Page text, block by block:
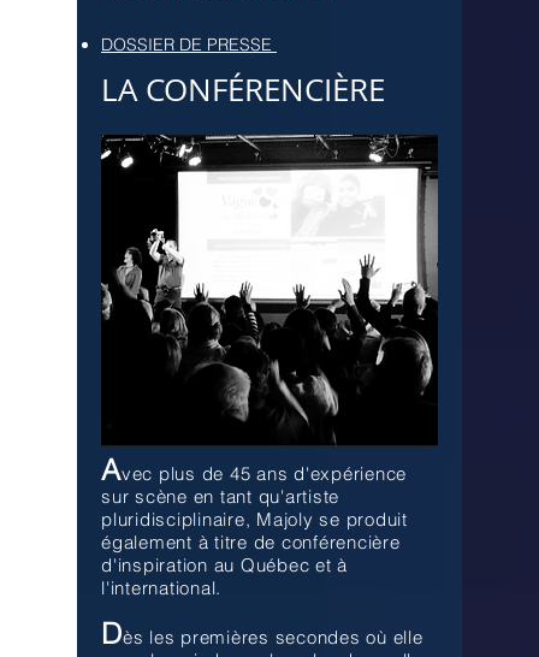
DOSSIER DE PRESSE
LA CONFÉRENCIÈRE
Avec plus de 45 ans d'expérience
sur scène en tant qu'artiste
pluridisciplinaire, Majoly se produit
également à titre de conférencière
d'inspiration au Québec et à
l'international.
Dès les premières secondes où elle